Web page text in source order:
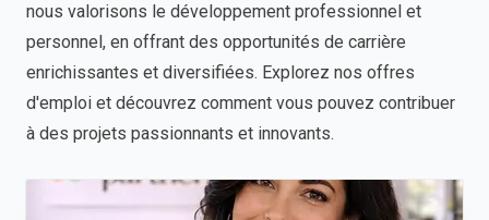
nous valorisons le développement professionnel et
personnel, en offrant des opportunités de carrière
enrichissantes et diversifiées. Explorez nos offres
d'emploi et découvrez comment vous pouvez contribuer
à des projets passionnants et innovants.